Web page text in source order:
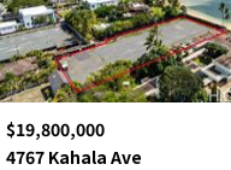
$19,800,000
4767 Kahala Ave